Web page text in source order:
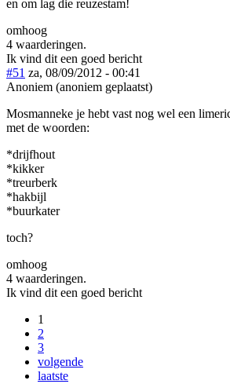
en om lag die reuzestam!
omhoog
4 waarderingen.
Ik vind dit een goed bericht
#51 za, 08/09/2012 - 00:41
Anoniem (anoniem geplaatst)
Mosmanneke je hebt vast nog wel een
met de woorden:
*drijfhout
*kikker
*treurberk
*hakbijl
*buurkater
toch?
omhoog
4 waarderingen.
Ik vind dit een goed bericht
1
2
3
volgende
laatste